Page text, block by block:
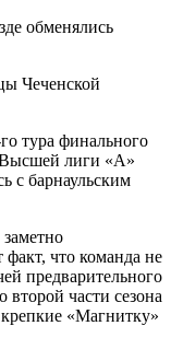
Чеченской
тура финального
Высшей лиги «А»
с барнаульским
факт, что команда не
предварительного
второй части сезона
крепкие «Магнитку»